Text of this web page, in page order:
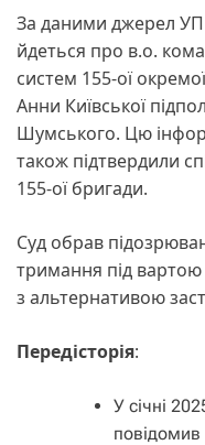
За даними джерел
йдеться про в.о.
систем 155-ої
Анни Київської
Шумського. Цю
також підтвердили
155-ої бригади.
Суд обрав
тримання під вартою
з альтернативою
Передісторія:
У січні